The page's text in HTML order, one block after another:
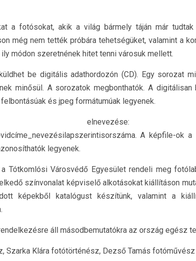
a fotósokat, akik a világ bármely táján már tudtak
még nem tették próbára tehetségüket, valamint a
módon szeretnének hitet tenni városuk mellett.
be digitális adathordozón (CD). Egy sorozat
minősül. A sorozatok megbonthatók. A digitálisan
és jpeg formátumúak legyenek.
A képfile-ok a
legyenek.
Tótkomlósi Városvédő Egyesület rendeli meg
színvonalat képviselő alkotásokat kiállításon
képekből katalógust készítünk, valamint a
áll másodbemutatókra az ország egész
Szarka Klára fotótörténész, Dezső Tamás fotóművész